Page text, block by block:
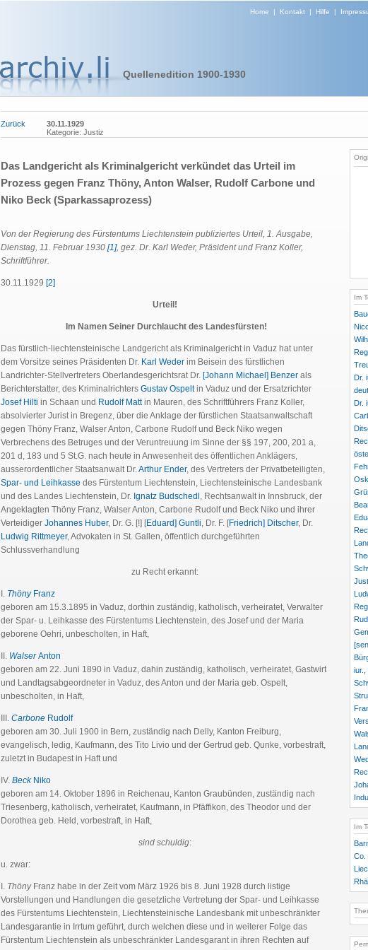
Home | Kontakt| Hilfe |
Quellenedition 1900-1930
Zurück
30.11.1929
Kategorie: Justiz
Das Landgericht als Kriminalgericht verkündet das Urteil im
Prozess gegen Franz Thöny, Anton Walser, Rudolf Carbone und
Niko Beck (Sparkassaprozess)
Von der Regierung des Fürstentums Liechtenstein publiziertes Urteil, 1. Ausgabe,
Dienstag, 11. Februar 1930 [1], gez. Dr. Karl Weder, Präsident und Franz Koller,
Schriftführer.
30.11.1929 [2]
Urteil!
Im Namen Seiner Durchlaucht des Landesfürsten!
Das fürstlich-liechtensteinische Landgericht als Kriminalgericht in Vaduz hat unter
dem Vorsitze seines Präsidenten Dr. Karl Weder im Beisein des fürstlichen
Landrichter-Stellvertreters Oberlandesgerichtsrat Dr. [Johann Michael] Benzer als
Berichterstatter, des Kriminalrichters Gustav Ospeltin Vaduz und der Ersatzrichter
Josef Hilti in Schaan und Rudolf Mattin Mauren, des Schriftführers Franz Koller,
absolvierter Jurist in Bregenz, über die Anklage der fürstlichen Staatsanwaltschaft
gegen Thöny Franz, Walser Anton, Carbone Rudolf und Beck Niko wegen
Verbrechens des Betruges und der Veruntreuung im Sinne der §§ 197, 200, 201 a,
201 d, 183 und 5 St.G. nach heute in Anwesenheit des öffentlichen Anklägers,
ausserordentlicher Staatsanwalt Dr.Arthur Ender, des Vertreters der Privatbeteiligten,
Spar- und Leihkasse des Fürstentum Liechtenstein, Liechtensteinische Landesbank
und des Landes Liechtenstein, Dr. Ignatz Budschedl , Rechtsanwalt in Innsbruck, der
Angeklagten Thöny Franz, Walser Anton, Carbone Rudolf und Beck Niko und ihrer
Verteidiger Johannes Huber, Dr. G. [!] [Eduard] Guntli, Dr. F. [Friedrich] Ditscher, Dr.
Ludwig Rittmeyer, Advokaten in St. Gallen, öffentlich durchgeführten
Schlussverhandlung
zu Recht erkannt:
I. Thöny Franz
geboren am 15.3.1895 in Vaduz, dorthin zuständig, katholisch, verheiratet, Verwalter
der Spar- u. Leihkasse des Fürstentums Liechtenstein, des Josef und der Maria
geborene Oehri, unbescholten, in Haft,
II. WalserAnton
geboren am 22. Juni 1890 in Vaduz, dahin zuständig, katholisch, verheiratet, Gastwirt
und Landtagsabgeordneter in Vaduz, des Anton und der Maria geb. Ospelt,
unbescholten, in Haft,
III. Carbone Rudolf
geboren am 30. Juli 1900 in Bern, zuständig nach Delly, Kanton Freiburg,
evangelisch, ledig, Kaufmann, des Tito Livio und der Gertrud geb. Qunke, vorbestraft,
zuletzt in Budapest in Haft und
IV. Beck Niko
geboren am 14. Oktober 1896 in Reichenau, Kanton Graubünden, zuständig nach
Triesenberg, katholisch, verheiratet, Kaufmann, in Pfäffikon, des Theodor und der
Dorothea geb. Held, vorbestraft, in Haft,
sind schuldig:
u. zwar:
I. ThönyFranz habe in der Zeit vom März 1926 bis 8. Juni 1928 durch listige
Vorstellungen und Handlungen die gesetzliche Vertretung der Spar- und Leihkasse
des Fürstentums Liechtenstein, Liechtensteinische Landesbank mit unbeschränkter
Landesgarantie in Irrtum geführt, durch welchen diese und in weiterer Folge das
Fürstentum Liechtenstein als unbeschränkter Landesgarant in ihren Rechten auf
Im
Dr.
Dr.
iur.,
Im
Co.